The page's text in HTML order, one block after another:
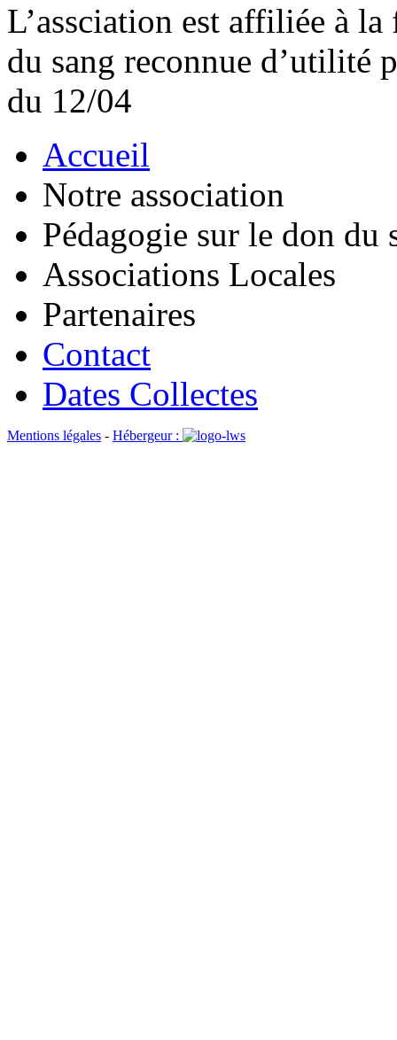
L’assciation est affiliée à
du sang reconnue d’utilité
du 12/04
Accueil
Notre association
Pédagogie sur le don du
Associations Locales
Partenaires
Contact
Dates Collectes
Mentions légales - Hébergeur :